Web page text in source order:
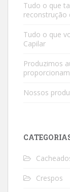
Tudo o que
reconstrução
Tudo o que
Capilar
Produzimos
Nossos
Crespos